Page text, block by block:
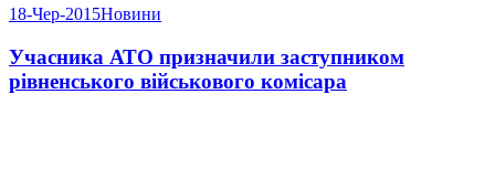
18-Чер-2015Новини
Учасника АТО призначили заступником
рівненського військового комісара